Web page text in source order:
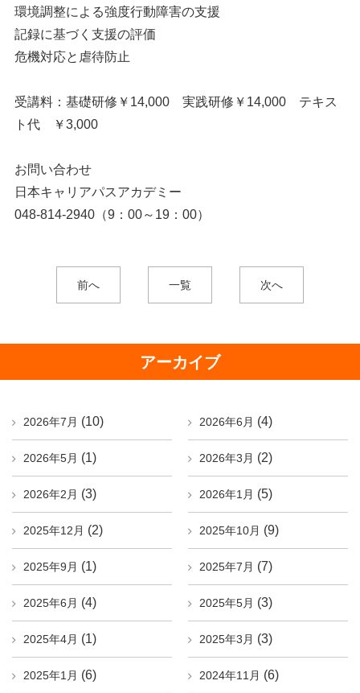
環境調整による強度行動障害の支援
記録に基づく支援の評価
危機対応と虐待防止
受講料：基礎研修￥14,000 実践研修￥14,000 テキス
ト代 ￥3,000
お問い合わせ
日本キャリアパスアカデミー
048-814-2940（9：00～19：00）
前へ 一覧 次へ
アーカイブ
2026年7月 (10) 2026年6月 (4)
2026年5月 (1) 2026年3月 (2)
2026年2月 (3) 2026年1月 (5)
2025年12月 (2) 2025年10月 (9)
2025年9月 (1) 2025年7月 (7)
2025年6月 (4) 2025年5月 (3)
2025年4月 (1) 2025年3月 (3)
2025年1月 (6) 2024年11月 (6)